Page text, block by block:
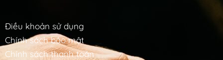
Điều khoản sử dụng
Chính sách bảo mật
Chính sách thanh toán